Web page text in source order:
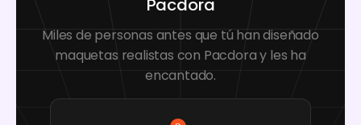
Pacdora
Miles de personas antes que tú han diseñado
maquetas realistas con Pacdora y les ha
encantado.